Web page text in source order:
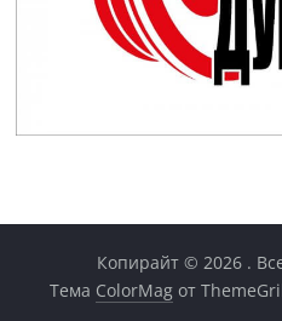
Копирайт © 2026 .
Тема ColorMag от